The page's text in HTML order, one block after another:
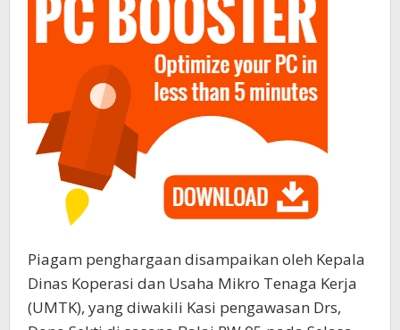
Piagam penghargaan disampaikan oleh Kepala
Dinas Koperasi dan Usaha Mikro Tenaga Kerja
(UMTK), yang diwakili Kasi pengawasan Drs,